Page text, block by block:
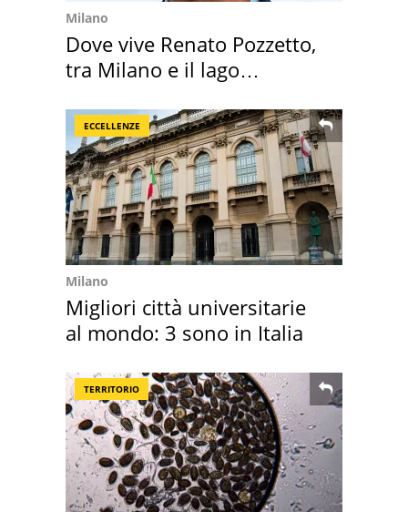
Milano
Dove vive Renato Pozzetto,
tra Milano e il lago
ECCELLENZE
Milano
Migliori città universitarie
al mondo: 3 sono in Italia
TERRITORIO